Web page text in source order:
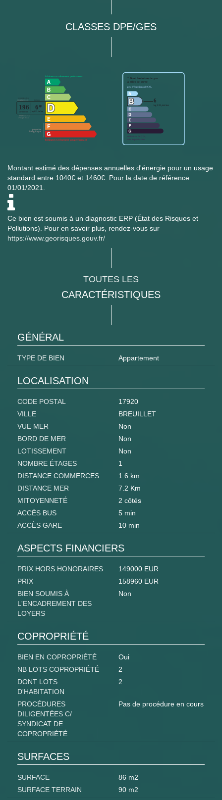
CLASSES DPE/GES
Montant estimé des dépenses annuelles d'énergie pour un usage
standard entre 1040€ et 1460€. Pour la date de référence
01/01/2021.
Ce bien est soumis à un diagnostic ERP (État des Risques et
Pollutions). Pour en savoir plus, rendez-vous sur
https://www.georisques.gouv.fr/
TOUTES LES
CARACTÉRISTIQUES
GÉNÉRAL
TYPE DE BIEN Appartement
LOCALISATION
CODE POSTAL
17920
VILLE
BREUILLET
VUE MER
Non
BORD DE MER
Non
LOTISSEMENT
Non
NOMBRE ÉTAGES
1
DISTANCE COMMERCES
1.6 km
DISTANCE MER
7.2 Km
MITOYENNETÉ
2 côtés
ACCÈS BUS
5 min
ACCÈS GARE
10 min
ASPECTS FINANCIERS
PRIX HORS HONORAIRES
149000 EUR
PRIX
158960 EUR
BIEN SOUMIS À
L'ENCADREMENT DES
LOYERS
Non
COPROPRIÉTÉ
BIEN EN COPROPRIÉTÉ
Oui
NB LOTS COPROPRIÉTÉ
2
DONT LOTS
D'HABITATION
2
PROCÉDURES
DILIGENTÉES C/
SYNDICAT DE
COPROPRIÉTÉ
Pas de procédure en cours
SURFACES
SURFACE
86 m2
SURFACE TERRAIN
90 m2